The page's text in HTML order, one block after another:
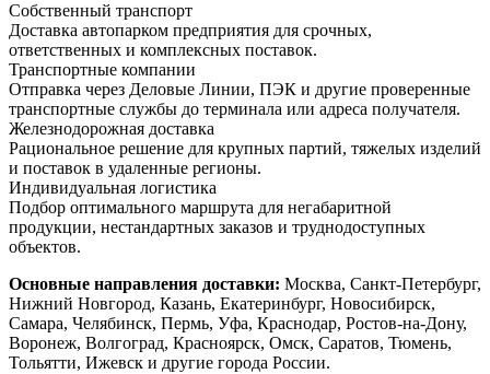
Собственный транспорт
Доставка автопарком предприятия для срочных,
ответственных и комплексных поставок.
Транспортные компании
Отправка через Деловые Линии, ПЭК и другие проверенные
транспортные службы до терминала или адреса получателя.
Железнодорожная доставка
Рациональное решение для крупных партий, тяжелых изделий
и поставок в удаленные регионы.
Индивидуальная логистика
Подбор оптимального маршрута для негабаритной
продукции, нестандартных заказов и труднодоступных
объектов.
Основные направления доставки: Москва, Санкт-Петербург,
Нижний Новгород, Казань, Екатеринбург, Новосибирск,
Самара, Челябинск, Пермь, Уфа, Краснодар, Ростов-на-Дону,
Воронеж, Волгоград, Красноярск, Омск, Саратов, Тюмень,
Тольятти, Ижевск и другие города России.